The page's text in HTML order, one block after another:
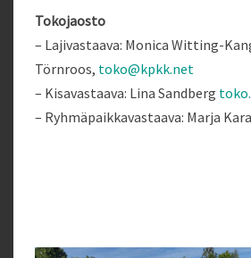
Tokojaosto
– Lajivastaava: Monica Witting-
Törnroos, toko@kpkk.net
– Kisavastaava: Lina Sandberg
– Ryhmäpaikkavastaava: Marja